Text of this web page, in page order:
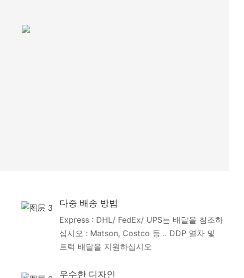
다중 배송 방법
Express : DHL/ FedEx/ UPS는 배달을 참조하
십시오 : Matson, Costco 등 .. DDP 열차 및
트럭 배달을 지원하십시오
우수한 디자인